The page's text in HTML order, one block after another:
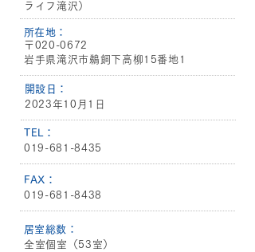
ライフ滝沢）
​所在地：
〒020-0672
岩手県滝沢市鵜飼下高柳15番地1
​開設日：
2023年10月1日
​TEL：
019-681-8435
​FAX：
019-681-8438
​居室総数：
全室個室（53室）